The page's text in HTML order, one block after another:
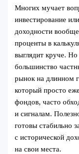
Многих мучает
инвестирование
доходности
проценты в
выглядит круче.
большинство
рынок на длинном
который просто
фондов, часто
и сигналам.
готовы стабильно
с исторической
на свои места.